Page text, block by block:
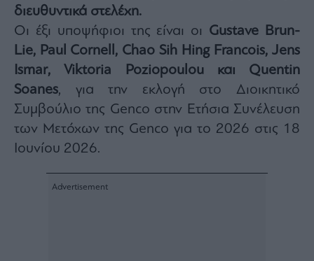
Fashion
&
Art
Watches
Yachts
Table
For
Two
Μετοχές
διευθυντικά στελέχη.
Οι έξι υποψήφιοι της είναι οι Gustave Brun-
Lie, Paul Cornell, Chao Sih Hing Francois, Jens
Ismar, Viktoria Poziopoulou και Quentin
Soanes, για την εκλογή στο Διοικητικό
Συμβούλιο της Genco στην Ετήσια Συνέλευση
των Μετόχων της Genco για το 2026 στις 18
Ιουνίου 2026.